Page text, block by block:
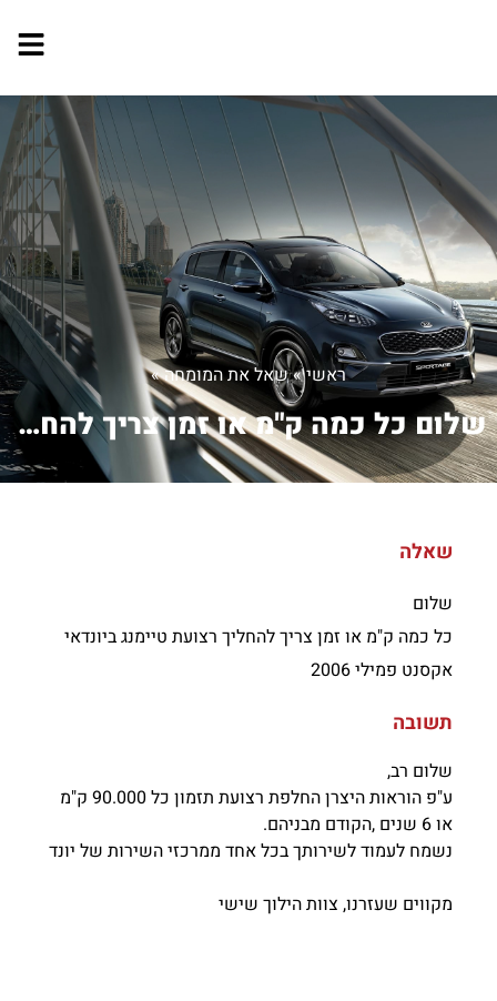
ראשי»שאל את המומחה»
שלום כל כמה ק"מ או זמן צריך להחליך ר...
שאלה
שלום
כל כמה ק"מ או זמן צריך להחליך רצועת טיימנג ביונדאי
אקסנט פמילי 2006
תשובה
שלום רב,
ע"פ הוראות היצרן החלפת רצועת תזמון כל 90.000 ק"מ
או 6 שנים ,הקודם מבניהם.
נשמח לעמוד לשירותך בכל אחד ממרכזי השירות של יונד
מקווים שעזרנו, צוות הילוך שישי